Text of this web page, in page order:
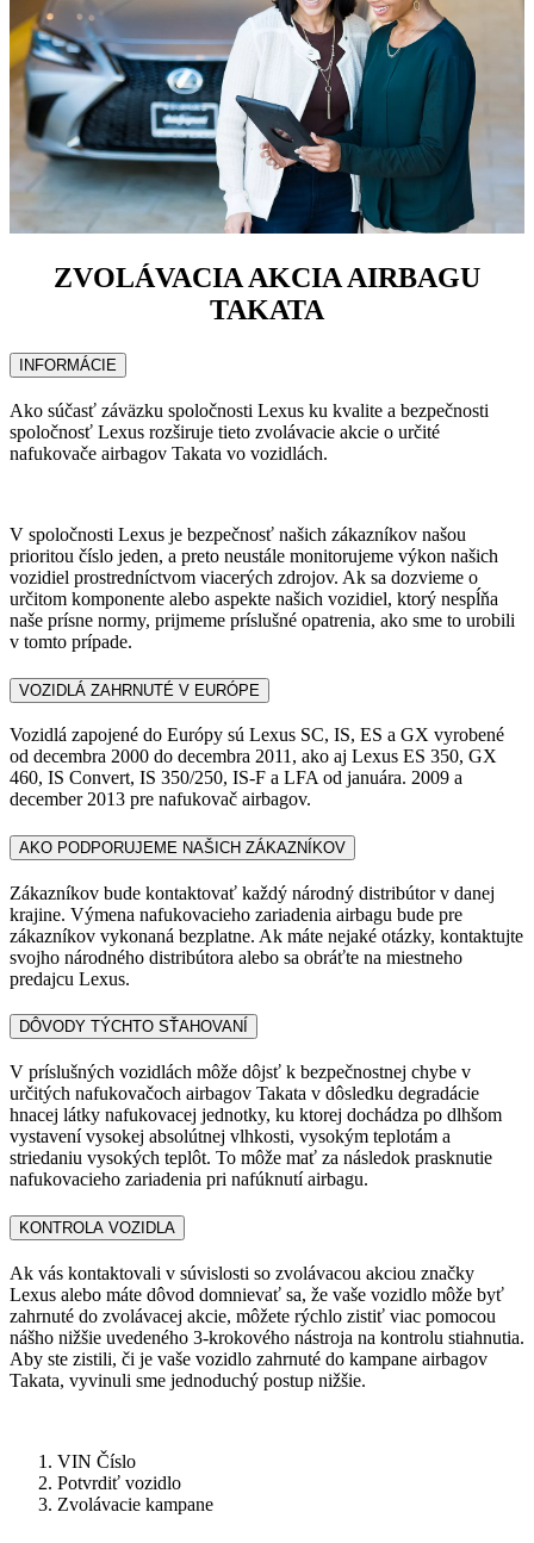
ZVOLÁVACIA AKCIA AIRBAGU
TAKATA
INFORMÁCIE
Ako súčasť záväzku spoločnosti Lexus ku kvalite a bezpečnosti
spoločnosť Lexus rozširuje tieto zvolávacie akcie o určité
nafukovače airbagov Takata vo vozidlách.
V spoločnosti Lexus je bezpečnosť našich zákazníkov našou
prioritou číslo jeden, a preto neustále monitorujeme výkon našich
vozidiel prostredníctvom viacerých zdrojov. Ak sa dozvieme o
určitom komponente alebo aspekte našich vozidiel, ktorý nespĺňa
naše prísne normy, prijmeme príslušné opatrenia, ako sme to urobili
v tomto prípade.
VOZIDLÁ ZAHRNUTÉ V EURÓPE
Vozidlá zapojené do Európy sú Lexus SC, IS, ES a GX vyrobené
od decembra 2000 do decembra 2011, ako aj Lexus ES 350, GX
460, IS Convert, IS 350/250, IS-F a LFA od januára. 2009 a
december 2013 pre nafukovač airbagov.
AKO PODPORUJEME NAŠICH ZÁKAZNÍKOV
Zákazníkov bude kontaktovať každý národný distribútor v danej
krajine. Výmena nafukovacieho zariadenia airbagu bude pre
zákazníkov vykonaná bezplatne. Ak máte nejaké otázky, kontaktujte
svojho národného distribútora alebo sa obráťte na miestneho
predajcu Lexus.
DÔVODY TÝCHTO SŤAHOVANÍ
V príslušných vozidlách môže dôjsť k bezpečnostnej chybe v
určitých nafukovačoch airbagov Takata v dôsledku degradácie
hnacej látky nafukovacej jednotky, ku ktorej dochádza po dlhšom
vystavení vysokej absolútnej vlhkosti, vysokým teplotám a
striedaniu vysokých teplôt. To môže mať za následok prasknutie
nafukovacieho zariadenia pri nafúknutí airbagu.
KONTROLA VOZIDLA
Ak vás kontaktovali v súvislosti so zvolávacou akciou značky
Lexus alebo máte dôvod domnievať sa, že vaše vozidlo môže byť
zahrnuté do zvolávacej akcie, môžete rýchlo zistiť viac pomocou
nášho nižšie uvedeného 3-krokového nástroja na kontrolu stiahnutia.
Aby ste zistili, či je vaše vozidlo zahrnuté do kampane airbagov
Takata, vyvinuli sme jednoduchý postup nižšie.
VIN Číslo
Potvrdiť vozidlo
Zvolávacie kampane